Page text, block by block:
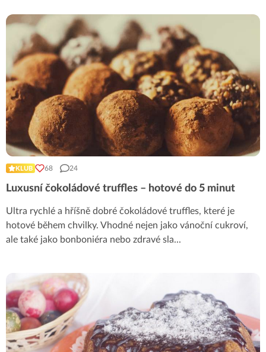
KLUB 68 24
Luxusní čokoládové truffles – hotové do 5 minut
Ultra rychlé a hříšně dobré čokoládové truffles, které je
hotové během chvilky. Vhodné nejen jako vánoční cukroví,
ale také jako bonboniéra nebo zdravé sla...